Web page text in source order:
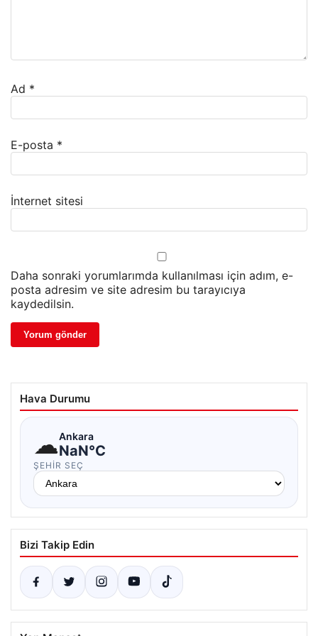
Ad *
E-posta *
İnternet sitesi
Daha sonraki yorumlarımda kullanılması için adım, e-
posta adresim ve site adresim bu tarayıcıya
kaydedilsin.
Hava Durumu
☁Ankara
NaN°C
ŞEHIR SEÇ
Bizi Takip Edin